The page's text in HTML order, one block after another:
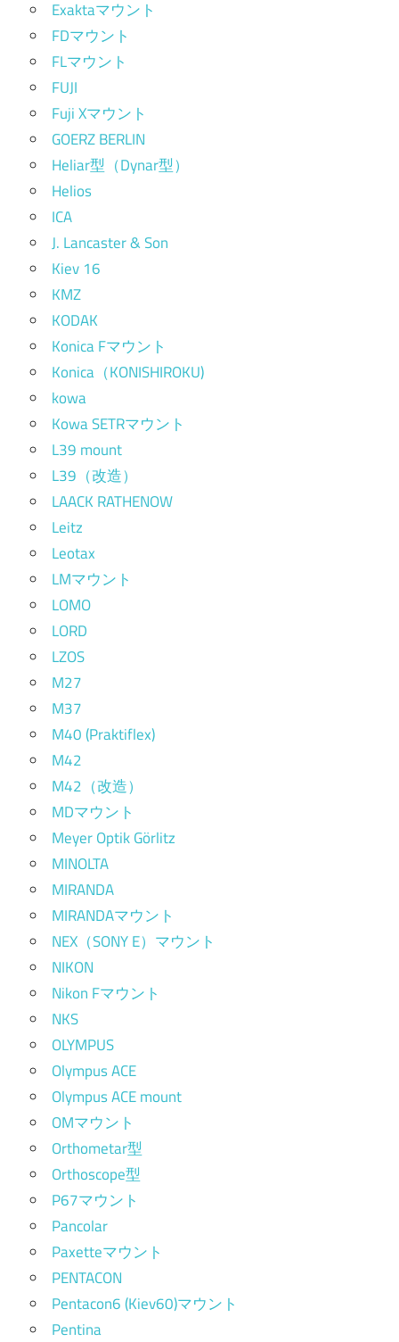
Exaktaマウント
FDマウント
FLマウント
FUJI
Fuji Xマウント
GOERZ BERLIN
Heliar型（Dynar型）
Helios
ICA
J. Lancaster & Son
Kiev 16
KMZ
KODAK
Konica Fマウント
Konica（KONISHIROKU)
kowa
Kowa SETRマウント
L39 mount
L39（改造）
LAACK RATHENOW
Leitz
Leotax
LMマウント
LOMO
LORD
LZOS
M27
M37
M40 (Praktiflex)
M42
M42（改造）
MDマウント
Meyer Optik Görlitz
MINOLTA
MIRANDA
MIRANDAマウント
NEX（SONY E）マウント
NIKON
Nikon Fマウント
NKS
OLYMPUS
Olympus ACE
Olympus ACE mount
OMマウント
Orthometar型
Orthoscope型
P67マウント
Pancolar
Paxetteマウント
PENTACON
Pentacon6 (Kiev60)マウント
Pentina